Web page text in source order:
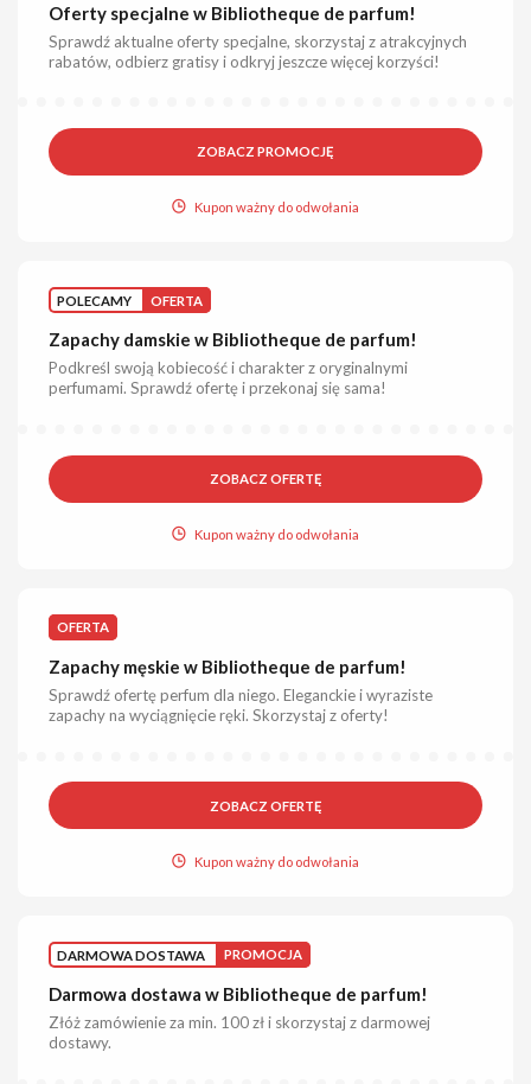
Oferty specjalne w Bibliotheque de parfum!
Sprawdź aktualne oferty specjalne, skorzystaj z atrakcyjnych
rabatów, odbierz gratisy i odkryj jeszcze więcej korzyści!
ZOBACZ PROMOCJĘ
Kupon ważny do odwołania
POLECAMY OFERTA
Zapachy damskie w Bibliotheque de parfum!
Podkreśl swoją kobiecość i charakter z oryginalnymi
perfumami. Sprawdź ofertę i przekonaj się sama!
ZOBACZ OFERTĘ
Kupon ważny do odwołania
OFERTA
Zapachy męskie w Bibliotheque de parfum!
Sprawdź ofertę perfum dla niego. Eleganckie i wyraziste
zapachy na wyciągnięcie ręki. Skorzystaj z oferty!
ZOBACZ OFERTĘ
Kupon ważny do odwołania
DARMOWA DOSTAWA PROMOCJA
Darmowa dostawa w Bibliotheque de parfum!
Złóż zamówienie za min. 100 zł i skorzystaj z darmowej
dostawy.